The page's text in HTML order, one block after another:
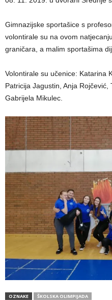
Gimnazijske sportašice s
volontirale su na ovom
graničara, a malim sportašima
Volontirale su učenice: Katarina
Patricija Jagustin, Anja
Gabrijela Mikulec.
OZNAKE ŠKOLSKA OLIMPIJADA